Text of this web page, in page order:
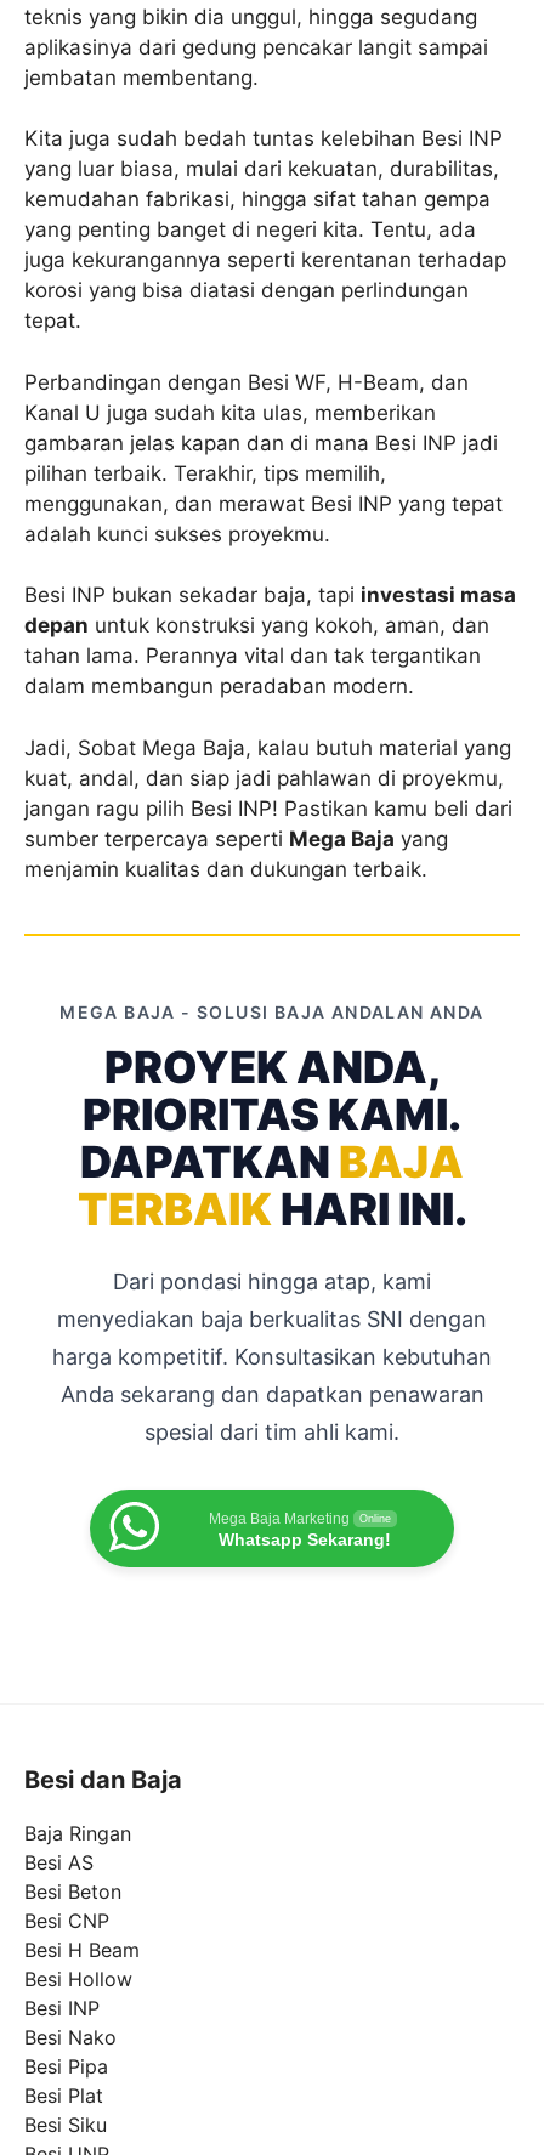
teknis yang bikin dia unggul, hingga segudang
aplikasinya dari gedung pencakar langit sampai
jembatan membentang.
Kita juga sudah bedah tuntas kelebihan Besi INP
yang luar biasa, mulai dari kekuatan, durabilitas,
kemudahan fabrikasi, hingga sifat tahan gempa
yang penting banget di negeri kita. Tentu, ada
juga kekurangannya seperti kerentanan terhadap
korosi yang bisa diatasi dengan perlindungan
tepat.
Perbandingan dengan Besi WF, H-Beam, dan
Kanal U juga sudah kita ulas, memberikan
gambaran jelas kapan dan di mana Besi INP jadi
pilihan terbaik. Terakhir, tips memilih,
menggunakan, dan merawat Besi INP yang tepat
adalah kunci sukses proyekmu.
Besi INP bukan sekadar baja, tapi investasi masa
depan untuk konstruksi yang kokoh, aman, dan
tahan lama. Perannya vital dan tak tergantikan
dalam membangun peradaban modern.
Jadi, Sobat Mega Baja, kalau butuh material yang
kuat, andal, dan siap jadi pahlawan di proyekmu,
jangan ragu pilih Besi INP! Pastikan kamu beli dari
sumber terpercaya seperti Mega Baja yang
menjamin kualitas dan dukungan terbaik.
MEGA BAJA - SOLUSI BAJA ANDALAN ANDA
PROYEK ANDA,
PRIORITAS KAMI.
DAPATKAN BAJA
TERBAIK HARI INI.
Dari pondasi hingga atap, kami
menyediakan baja berkualitas SNI dengan
harga kompetitif. Konsultasikan kebutuhan
Anda sekarang dan dapatkan penawaran
spesial dari tim ahli kami.
Mega Baja Marketing Online
Whatsapp Sekarang!
Besi dan Baja
Baja Ringan
Besi AS
Besi Beton
Besi CNP
Besi H Beam
Besi Hollow
Besi INP
Besi Nako
Besi Pipa
Besi Plat
Besi Siku